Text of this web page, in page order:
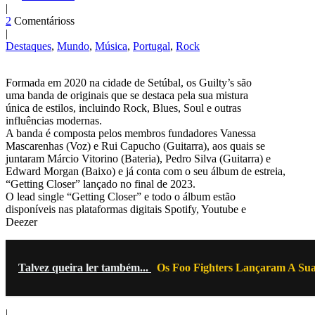
|
2 Comentárioss
|
Destaques, Mundo, Música, Portugal, Rock
Formada em 2020 na cidade de Setúbal, os Guilty’s são
uma banda de originais que se destaca pela sua mistura
única de estilos, incluindo Rock, Blues, Soul e outras
influências modernas.
A banda é composta pelos membros fundadores Vanessa
Mascarenhas (Voz) e Rui Capucho (Guitarra), aos quais se
juntaram Márcio Vitorino (Bateria), Pedro Silva (Guitarra) e
Edward Morgan (Baixo) e já conta com o seu álbum de estreia,
“Getting Closer” lançado no final de 2023.
O lead single “Getting Closer” e todo o álbum estão
disponíveis nas plataformas digitais Spotify, Youtube e
Deezer
Talvez queira ler também... Os Foo Fighters Lançaram A